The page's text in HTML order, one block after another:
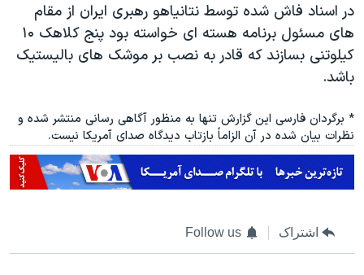
در اسناد فاش شده توسط نتانیاهو رهبری ایران از مقام
های مسئول برنامه هسته ای خواسته بود پنج کلاهک ۱۰
کیلوتنی بسازند که قادر به نصب بر موشک های بالیستیک
باشد.
* برگردان فارسی این گزارش تنها به منظور آگاهی رسانی منتشر شده و
نظرات بیان شده در آن الزاماً بازتاب دیدگاه صدای آمریکا نیست.
اشتراک Follow us